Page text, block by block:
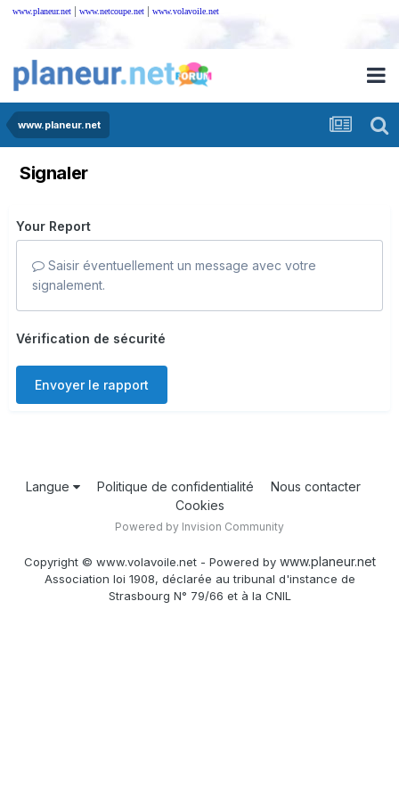
www.planeur.net | www.netcoupe.net | www.volavoile.net
www.planeur.net
Signaler
Your Report
Saisir éventuellement un message avec votre
signalement.
Vérification de sécurité
Envoyer le rapport
Langue Politique de confidentialité
Nous contacter
Cookies
Powered by Invision Community
Copyright © www.volavoile.net - Powered by www.planeur.net
Association loi 1908, déclarée au tribunal d'instance de
Strasbourg N° 79/66 et à la CNIL